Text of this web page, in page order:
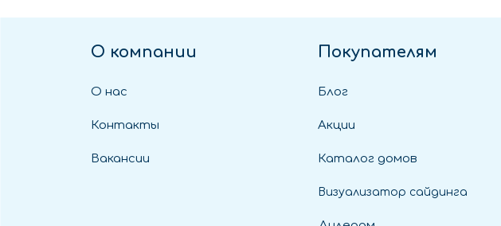
О компании
О нас
Контакты
Вакансии
Покупателям
Блог
Акции
Каталог домов
Визуализатор сайдинга